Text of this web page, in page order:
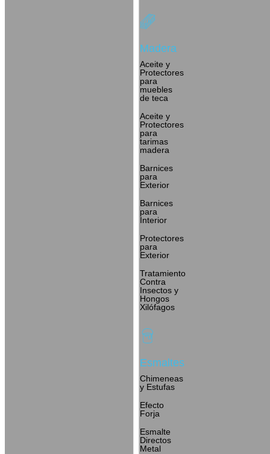
Madera
Aceite y
Protectores
para
muebles
de teca
Aceite y
Protectores
para
tarimas
madera
Barnices
para
Exterior
Barnices
para
Interior
Protectores
para
Exterior
Tratamiento
Contra
Insectos y
Hongos
Xilófagos
Esmaltes
Chimeneas
y Estufas
Efecto
Forja
Esmalte
Directos
Metal